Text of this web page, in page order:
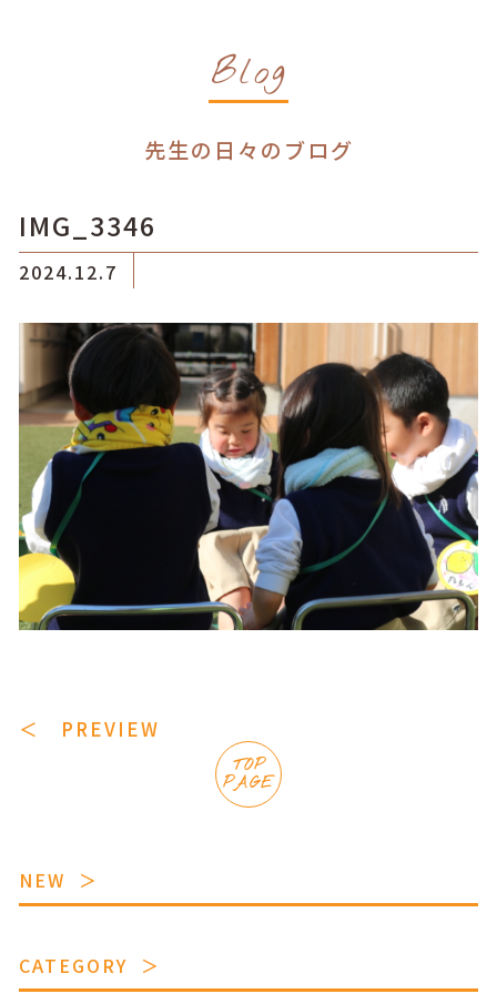
Blog
先生の日々のブログ
IMG_3346
2024.12.7
＜ PREVIEW
TOP
PAGE
NEW
CATEGORY